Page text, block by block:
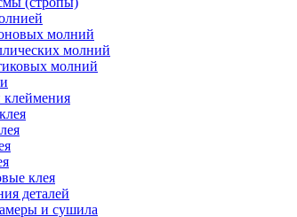
молний
молний
молний
клеймения
клея
деталей
и сушила